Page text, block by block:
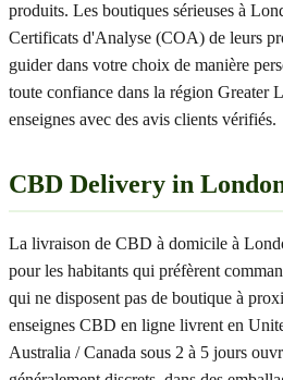
produits. Les boutiques sérieuses à
Certificats d'Analyse (COA) de leurs
guider dans votre choix de manière
toute confiance dans la région Greater
enseignes avec des avis clients vérifiés.
CBD Delivery in
La livraison de CBD à domicile à
pour les habitants qui préfèrent
qui ne disposent pas de boutique à
enseignes CBD en ligne livrent en
Australia / Canada sous 2 à 5 jours